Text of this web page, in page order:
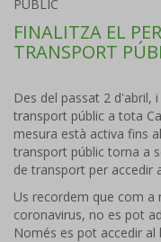
FINALITZA EL
TRANSPORT
Des del passat 2 d'abril,
transport públic a tota
mesura està activa fins
transport públic torna a
de transport per accedir
Us recordem que com a
coronavirus, no es pot
Només es pot accedir